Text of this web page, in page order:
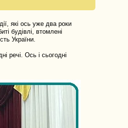
які ось уже два роки
будівлі, втомлені
України.
речі. Ось і сьогодні